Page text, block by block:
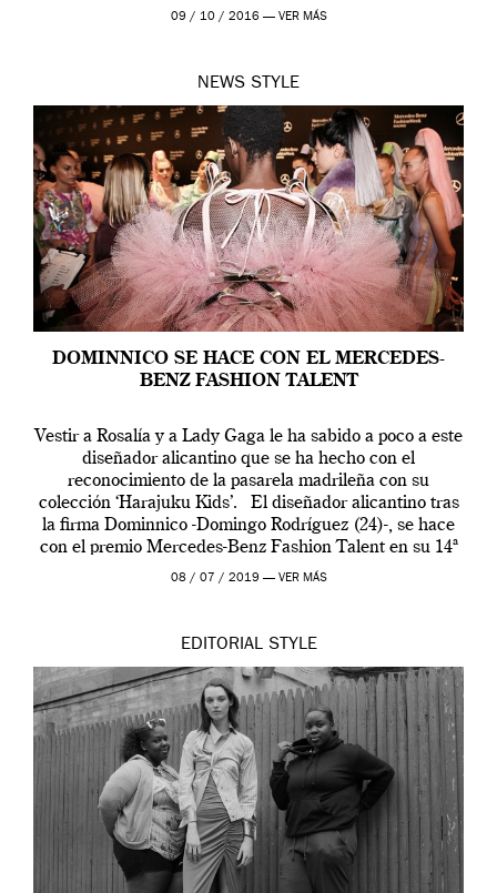
09 / 10 / 2016 — VER MÁS
NEWS STYLE
DOMINNICO SE HACE CON EL MERCEDES-
BENZ FASHION TALENT
Vestir a Rosalía y a Lady Gaga le ha sabido a poco a este
diseñador alicantino que se ha hecho con el
reconocimiento de la pasarela madrileña con su
colección ‘Harajuku Kids’. El diseñador alicantino tras
la firma Dominnico -Domingo Rodríguez (24)-, se hace
con el premio Mercedes-Benz Fashion Talent en su 14ª
edición. […]
08 / 07 / 2019 — VER MÁS
EDITORIAL STYLE